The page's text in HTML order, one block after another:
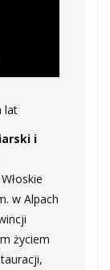
lat
i
w Alpach
życiem